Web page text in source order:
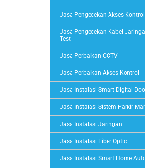
Jasa Pengecekan Akses Kontrol
Jasa Pengecekan Kabel
Test
Jasa Perbaikan CCTV
Jasa Perbaikan Akses Kontrol
Jasa Instalasi Smart Digital
Jasa Instalasi Sistem Parkir
Jasa Instalasi Jaringan
Jasa Instalasi Fiber Optic
Jasa Instalasi Smart Home